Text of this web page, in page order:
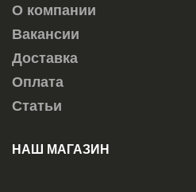
О компании
Вакансии
Доставка
Оплата
Статьи
НАШ МАГАЗИН